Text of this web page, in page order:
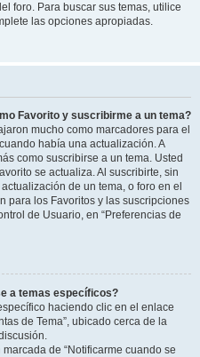
foro. Para buscar sus temas, utilice
las opciones apropiadas.
Favorito y suscribirme a un tema?
mucho como marcadores para el
había una actualización. A
como suscribirse a un tema. Usted
se actualiza. Al suscribirte, sin
de un tema, o foro en el
para los Favoritos y las suscripciones
de Usuario, en “Preferencias de
a temas específicos?
haciendo clic en el enlace
de Tema”, ubicado cerca de la
de “Notificarme cuando se